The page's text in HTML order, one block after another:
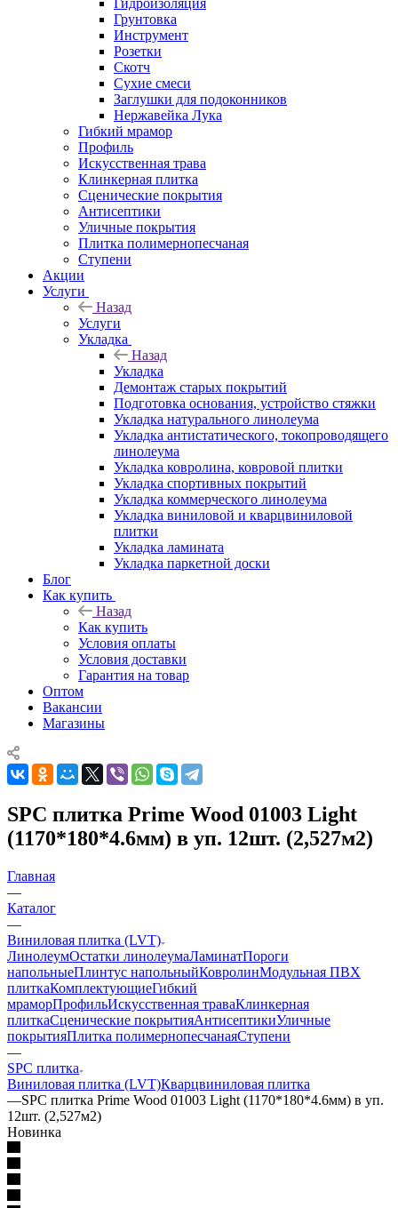
Грунтовка
Инструмент
Розетки
Скотч
Сухие смеси
Заглушки для подоконников
Нержавейка Лука
Гибкий мрамор
Профиль
Искусственная трава
Клинкерная плитка
Сценические покрытия
Антисептики
Уличные покрытия
Плитка полимернопесчаная
Ступени
Акции
Услуги
Назад
Услуги
Укладка
Назад
Укладка
Демонтаж старых покрытий
Подготовка основания, устройство стяжки
Укладка натурального линолеума
Укладка антистатического, токопроводящего
линолеума
Укладка ковролина, ковровой плитки
Укладка спортивных покрытий
Укладка коммерческого линолеума
Укладка виниловой и кварцвиниловой
плитки
Укладка ламината
Укладка паркетной доски
Блог
Как купить
Назад
Как купить
Условия оплаты
Условия доставки
Гарантия на товар
Оптом
Вакансии
Магазины
SPC плитка Prime Wood 01003 Light
(1170*180*4.6мм) в уп. 12шт. (2,527м2)
Главная
—
Каталог
—
Виниловая плитка (LVT)
ЛинолеумОстатки линолеумаЛаминатПороги
напольныеПлинтус напольныйКовролинМодульная ПВХ
плиткаКомплектующиеГибкий
мраморПрофильИскусственная траваКлинкерная
плиткаСценические покрытияАнтисептикиУличные
покрытияПлитка полимернопесчанаяСтупени
—
SPC плитка
Виниловая плитка (LVT)Кварцвиниловая плитка
—SPC плитка Prime Wood 01003 Light (1170*180*4.6мм) в уп.
12шт. (2,527м2)
Новинка